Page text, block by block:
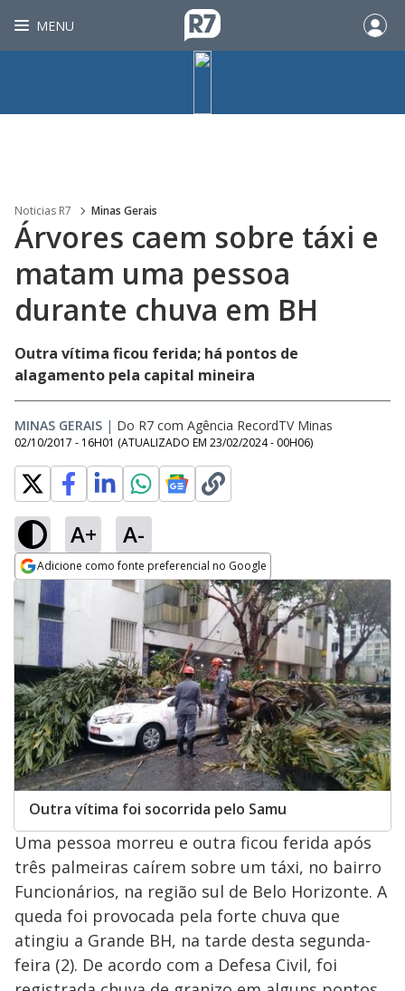
MENU
Noticias R7 Minas Gerais
Árvores caem sobre táxi e
matam uma pessoa
durante chuva em BH
Outra vítima ficou ferida; há pontos de
alagamento pela capital mineira
MINAS GERAIS | Do R7 com Agência RecordTV Minas
02/10/2017 - 16H01 (ATUALIZADO EM 23/02/2024 - 00H06)
A+ A-
Adicione como fonte preferencial no Google
Opens in new window
Outra vítima foi socorrida pelo Samu
Uma pessoa morreu e outra ficou ferida após
três palmeiras caírem sobre um táxi, no bairro
Funcionários, na região sul de Belo Horizonte. A
queda foi provocada pela forte chuva que
atingiu a Grande BH, na tarde desta segunda-
feira (2). De acordo com a Defesa Civil, foi